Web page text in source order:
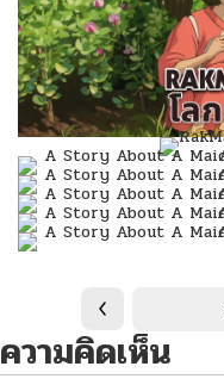
ความคิดเห็น